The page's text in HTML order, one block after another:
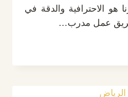
هو الاحترافية والدقة في
فريق عمل مدرب…